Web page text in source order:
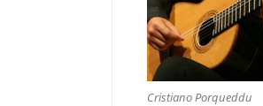
Cristiano Porqueddu